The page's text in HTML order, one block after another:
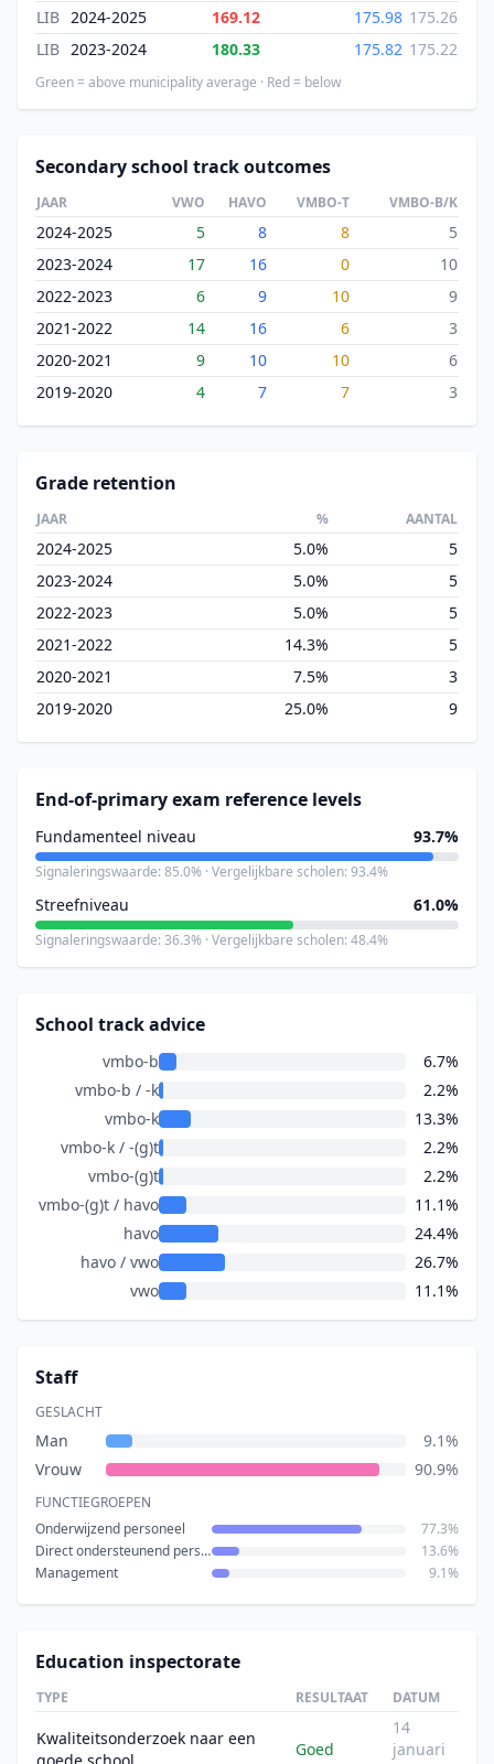
LIB 2024-2025 169.12 175.98 175.26
LIB 2023-2024 180.33 175.82 175.22
Green = above municipality average · Red = below
Secondary school track outcomes
JAAR VWO HAVO VMBO-T VMBO-B/K
2024-2025 5 8 8
5
2023-2024
17 16 0
10
2022-2023
6 9 10
9
2021-2022
14 16 6
3
2020-2021
9 10 10
6
2019-2020
4 7 7 3
Grade retention
JAAR % AANTAL
2024-2025 5.0%
5
2023-2024
5.0%
5
2022-2023
5.0%
5
2021-2022
14.3%
5
2020-2021
7.5%
3
2019-2020
25.0% 9
End-of-primary exam reference levels
Fundamenteel niveau 93.7%
Signaleringswaarde: 85.0% · Vergelijkbare scholen: 93.4%
Streefniveau 61.0%
Signaleringswaarde: 36.3% · Vergelijkbare scholen: 48.4%
School track advice
vmbo-b
6.7%
vmbo-b / -k
2.2%
vmbo-k
13.3%
vmbo-k / -(g)t
2.2%
vmbo-(g)t
2.2%
vmbo-(g)t / havo
11.1%
havo
24.4%
havo / vwo
26.7%
vwo
11.1%
Staff
GESLACHT
Man
9.1%
Vrouw
90.9%
FUNCTIEGROEPEN
Onderwijzend personeel
77.3%
Direct ondersteunend personeel
13.6%
Management
9.1%
Education inspectorate
TYPE RESULTAAT DATUM
Kwaliteitsonderzoek naar een
Goed
14
januari